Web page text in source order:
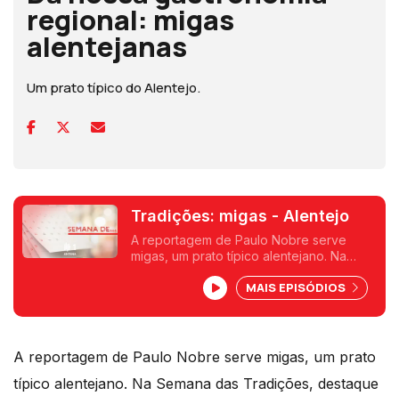
regional: migas
alentejanas
Um prato típico do Alentejo.
Tradições: migas - Alentejo
A reportagem de Paulo Nobre serve
migas, um prato típico alentejano. Na
gastronomia regional portuguesa.
Cozinhamos dois pratos por dia na sua
versão original.
MAIS EPISÓDIOS
A reportagem de Paulo Nobre serve migas, um prato
típico alentejano. Na Semana das Tradições, destaque